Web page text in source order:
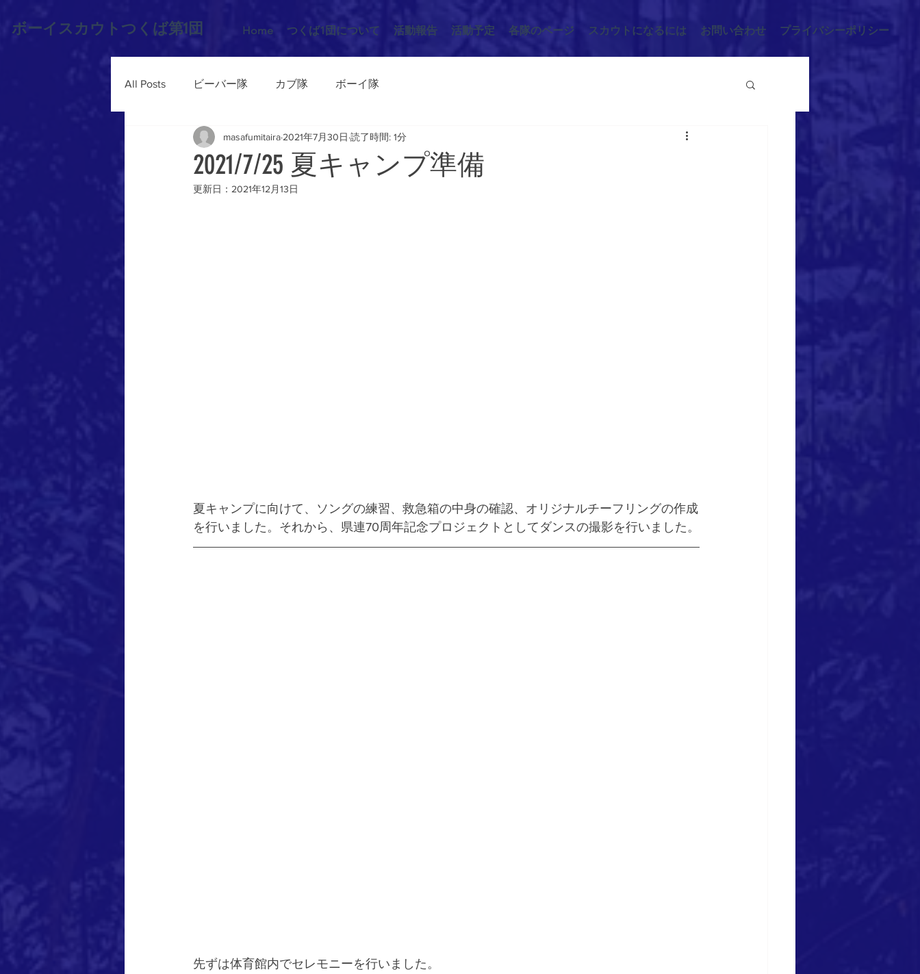
ボーイスカウトつくば第1団 Home つくば1団について 活動報告 活動予定 各隊のページ スカウトになるには お問い合わせ プライバシーポリシー
All Posts ビーバー隊 カブ隊 ボーイ隊
2021/7/25 夏キャンプ準備
masafumitaira 2021年7月30日 読了時間: 1分
更新日： 2021年12月13日
夏キャンプに向けて、ソングの練習、救急箱の中身の確認、オリジナルチーフリングの作成
を行いました。それから、県連70周年記念プロジェクトとしてダンスの撮影を行いました。
先ずは体育館内でセレモニーを行いました。